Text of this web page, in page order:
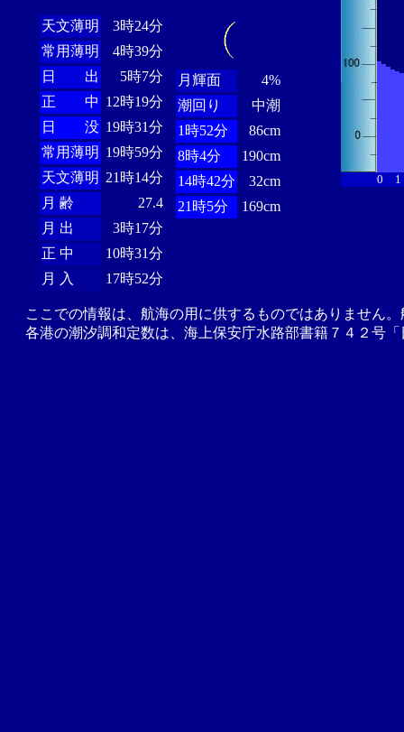
天文薄明
3時24分
常用薄明
4時39分
日 出
5時7分
正 中 12時19分
日 没 19時31分
常用薄明 19時59分
天文薄明 21時14分
月 齢
27.4
月 出
3時17分
正 中
10時31分
月 入
17時52分
月輝面
4%
潮回り
中潮
1時52分
86cm
8時4分
190cm
14時42分
32cm
21時5分
169cm
0 1
ここでの情報は、航海の用に供するものではありません
各港の潮汐調和定数は、海上保安庁水路部書籍７４２号